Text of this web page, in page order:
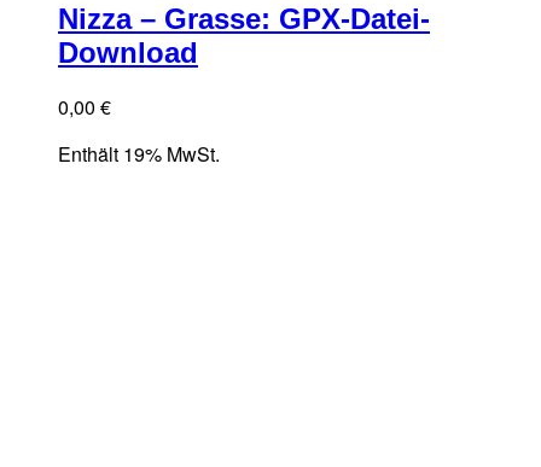
Nizza – Grasse: GPX-Datei-
Download
0,00 €
Enthält 19% MwSt.